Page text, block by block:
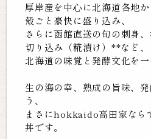
厚岸産を中心に北海道各地
殻ごと豪快に盛り込み、
さらに函館直送の旬の刺身
切り込み（糀漬け）**など、
北海道の味覚と発酵文化を一
生の海の幸、熟成の旨味、
う、
まさにhokkaido高田家なら
丼です。